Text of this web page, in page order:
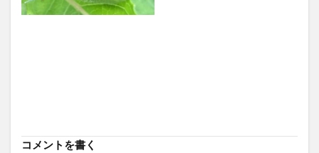
コメントを書く